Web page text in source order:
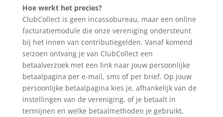
Hoe werkt het precies?
ClubCollect is geen incassobureau, maar een online
facturatiemodule die onze vereniging ondersteunt
bij het innen van contributiegelden. Vanaf komend
seizoen ontvang je van ClubCollect een
betaalverzoek met een link naar jouw persoonlijke
betaalpagina per e-mail, sms of per brief. Op jouw
persoonlijke betaalpagina kies je, afhankelijk van de
instellingen van de vereniging, of je betaalt in
termijnen en welke betaalmethoden je gebruikt,